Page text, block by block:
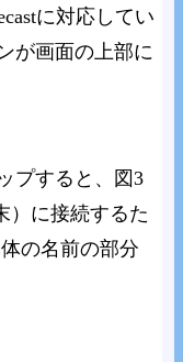
に対応してい
が画面の上部に
プすると、図3
）に接続するた
の名前の部分